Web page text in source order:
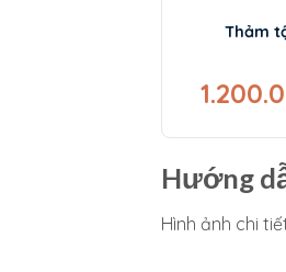
Thảm
Hướng
Hình ảnh chi